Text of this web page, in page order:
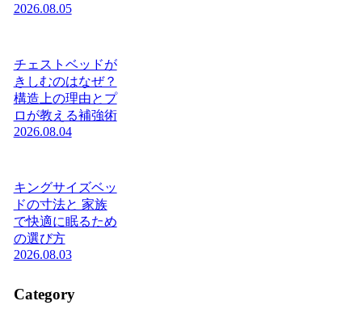
2026.08.05
チェストベッドが
きしむのはなぜ？
構造上の理由とプ
ロが教える補強術
2026.08.04
キングサイズベッ
ドの寸法と 家族
で快適に眠るため
の選び方
2026.08.03
Category